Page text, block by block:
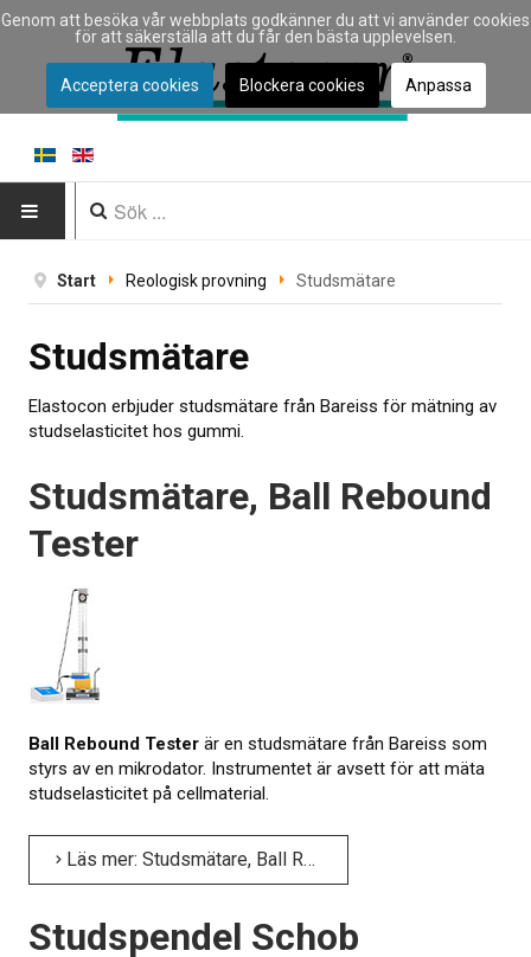
Typ av materialprovning
PROVNING
Provningsmetoder
MER INFO
Webbinarier om materialprovning
Presentationer från webbkonferens
Ladda ner dokument
Start Reologisk provning Studsmätare
Studsmätare
Elastocon erbjuder studsmätare från Bareiss för mätning av
studselasticitet hos gummi.
Studsmätare, Ball Rebound
Tester
Ball Rebound Tester är en studsmätare från Bareiss som
styrs av en mikrodator. Instrumentet är avsett för att mäta
studselasticitet på cellmaterial.
Läs mer: Studsmätare, Ball Rebound Tester
Studspendel Schob
Genom att besöka vår webbplats godkänner du att vi använder cookies
för att säkerställa att du får den bästa upplevelsen.
Acceptera cookies Blockera cookies Anpassa